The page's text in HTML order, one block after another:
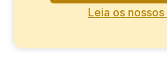
Leia os